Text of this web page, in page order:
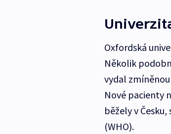
Oxfordská
Několik
vydal
Nové pacienty
běžely v
(WHO).